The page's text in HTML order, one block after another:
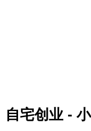
自宅创业 -